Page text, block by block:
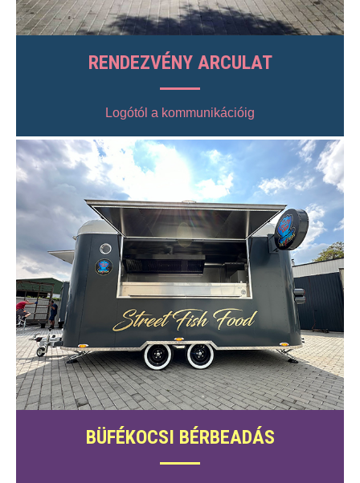
RENDEZVÉNY ARCULAT
Logótól a kommunikációig
BÜFÉKOCSI BÉRBEADÁS